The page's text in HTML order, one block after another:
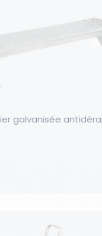
galvanisée